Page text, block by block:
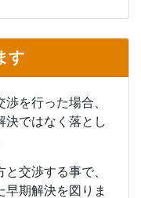
す
を行った場合、
決ではなく落とし
交渉する事で、
期解決を図りま